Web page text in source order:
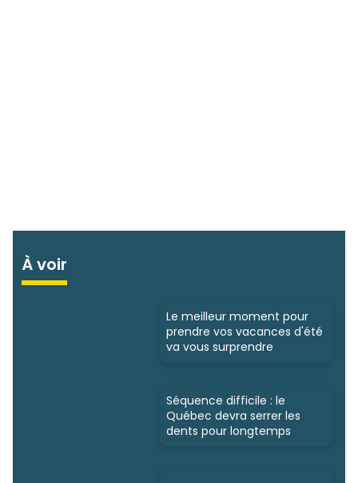
À voir
Le meilleur moment pour
prendre vos vacances d'été
va vous surprendre
Séquence difficile : le
Québec devra serrer les
dents pour longtemps